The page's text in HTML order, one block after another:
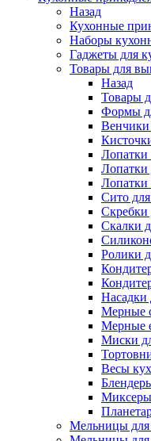
Назад
Кухонные
Наборы
Гаджеты для
Товары для
Назад
Товары
Формы
Венчики
Лопатки
Лопатки
Лопатки
Сито
Скребки
Скалки
Ролики
Насадки
Мерные
Мерные
Миски
Весы
Мельницы для